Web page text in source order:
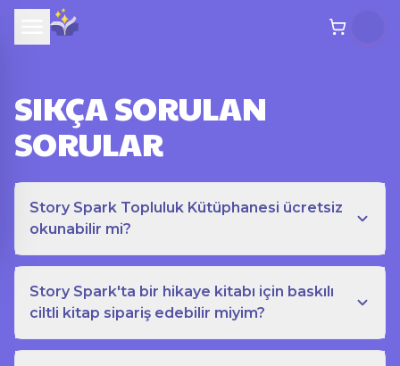
SIKÇA SORULAN
SORULAR
Story Spark Topluluk Kütüphanesi ücretsiz
okunabilir mi?
Story Spark'ta bir hikaye kitabı için baskılı
ciltli kitap sipariş edebilir miyim?